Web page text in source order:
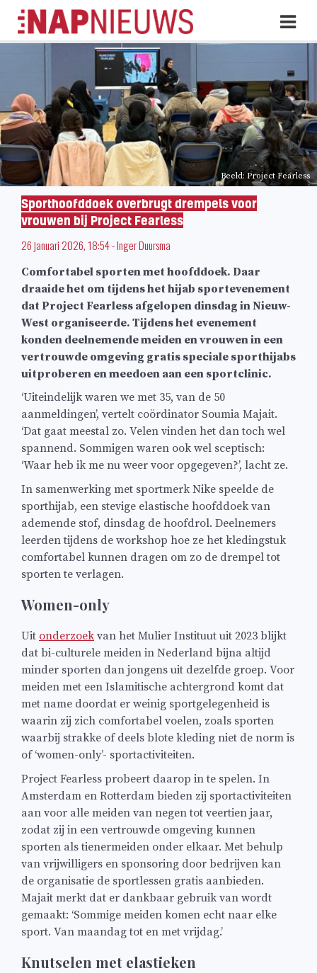
Skip
naar
inhoud
Beeld: Project Fearless
Sporthoofddoek overbrugt drempels voor
vrouwen bij Project Fearless
26 januari 2026, 18:54-Inger Duursma
Comfortabel sporten met hoofddoek. Daar
draaide het om tijdens het hijab sportevenement
dat Project Fearless afgelopen dinsdag in Nieuw-
West organiseerde. Tijdens het evenement
konden deelnemende meiden en vrouwen in een
vertrouwde omgeving gratis speciale sporthijabs
uitproberen en meedoen aan een sportclinic.
‘Uiteindelijk waren we met 35, van de 50
aanmeldingen’, vertelt coördinator Soumia Majait.
‘Dat gaat meestal zo. Velen vinden het dan toch wel
spannend. Sommigen waren ook wel sceptisch:
‘Waar heb ik me nu weer voor opgegeven?’, lacht ze.
In samenwerking met sportmerk Nike speelde de
sporthijab, een stevige elastische hoofddoek van
ademende stof, dinsdag de hoofdrol. Deelnemers
leerden tijdens de workshop hoe ze het kledingstuk
comfortabel kunnen dragen om zo de drempel tot
sporten te verlagen.
Women-only
Uit onderzoekvan het Mulier Instituut uit 2023 blijkt
dat bi-culturele meiden in Nederland bijna altijd
minder sporten dan jongens uit dezelfde groep. Voor
meiden met een Islamitische achtergrond komt dat
met name doordat er weinig sportgelegenheid is
waarin zij zich comfortabel voelen, zoals sporten
waarbij strakke of deels blote kleding niet de norm is
of ‘women-only’- sportactiviteiten.
Project Fearless probeert daarop in te spelen. In
Amsterdam en Rotterdam bieden zij sportactiviteiten
aan voor alle meiden van negen tot veertien jaar,
zodat zij in een vertrouwde omgeving kunnen
sporten als tienermeiden onder elkaar. Met behulp
van vrijwilligers en sponsoring door bedrijven kan
de organisatie de sportlessen gratis aanbieden.
Majait merkt dat er dankbaar gebruik van wordt
gemaakt: ‘Sommige meiden komen echt naar elke
sport. Van maandag tot en met vrijdag.’
Knutselen met elastieken